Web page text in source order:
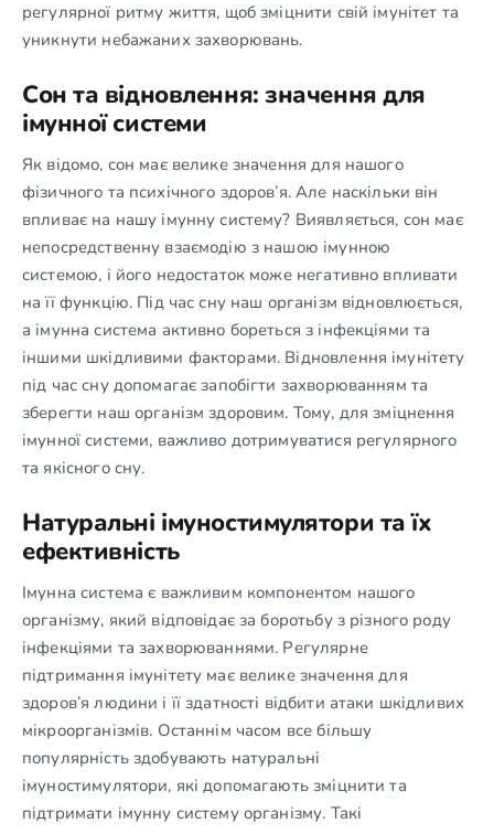
регулярної ритму життя, щоб зміцнити свій імунітет та
уникнути небажаних захворювань.
Сон та відновлення: значення для
імунної системи
Як відомо, сон має велике значення для нашого
фізичного та психічного здоров’я. Але наскільки він
впливає на нашу імунну систему? Виявляється, сон має
непосредственну взаємодію з нашою імунною
системою, і його недостаток може негативно впливати
на її функцію. Під час сну наш організм відновлюється,
а імунна система активно бореться з інфекціями та
іншими шкідливими факторами. Відновлення імунітету
під час сну допомагає запобігти захворюванням та
зберегти наш організм здоровим. Тому, для зміцнення
імунної системи, важливо дотримуватися регулярного
та якісного сну.
Натуральні імуностимулятори та їх
ефективність
Імунна система є важливим компонентом нашого
організму, який відповідає за боротьбу з різного роду
інфекціями та захворюваннями. Регулярне
підтримання імунітету має велике значення для
здоров’я людини і її здатності відбити атаки шкідливих
мікроорганізмів. Останнім часом все більшу
популярність здобувають натуральні
імуностимулятори, які допомагають зміцнити та
підтримати імунну систему організму. Такі